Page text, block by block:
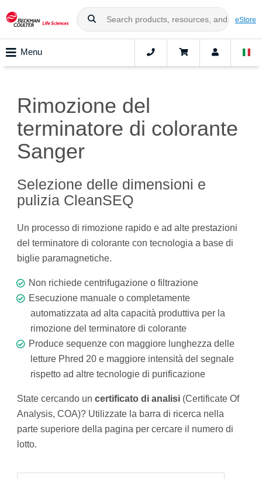
eStore
Menu
Rimozione del
terminatore di colorante
Sanger
Selezione delle dimensioni e
pulizia CleanSEQ
Un processo di rimozione rapido e ad alte prestazioni
del terminatore di colorante con tecnologia a base di
biglie paramagnetiche.
Non richiede centrifugazione o filtrazione
Esecuzione manuale o completamente
automatizzata ad alta capacità produttiva per la
rimozione del terminatore di colorante
Produce sequenze con maggiore lunghezza delle
letture Phred 20 e maggiore intensità del segnale
rispetto ad altre tecnologie di purificazione
State cercando un certificato di analisi (Certificate Of
Analysis, COA)? Utilizzate la barra di ricerca nella
parte superiore della pagina per cercare il numero di
lotto.